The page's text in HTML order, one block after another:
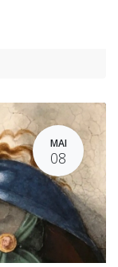
MAI
08